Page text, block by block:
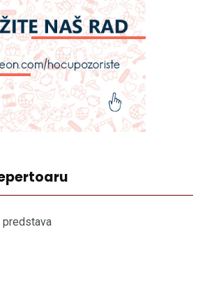
predstava